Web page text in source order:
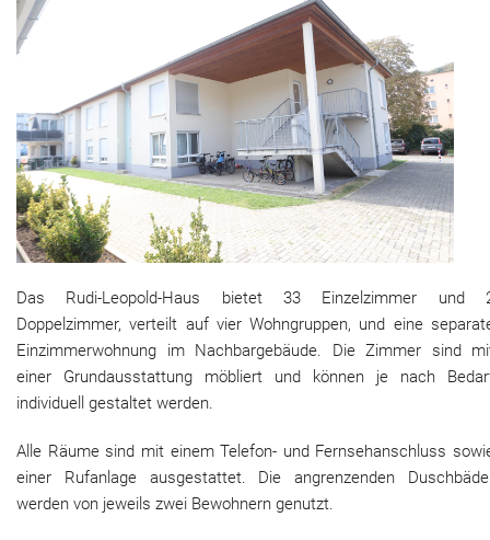
Das Rudi-Leopold-Haus bietet 33 Einzelzimmer und
Doppelzimmer, verteilt auf vier Wohngruppen, und eine
Einzimmerwohnung im Nachbargebäude. Die Zimmer sind
einer Grundausstattung möbliert und können je nach
individuell gestaltet werden.
Alle Räume sind mit einem Telefon- und Fernsehanschluss
einer Rufanlage ausgestattet. Die angrenzenden
werden von jeweils zwei Bewohnern genutzt.